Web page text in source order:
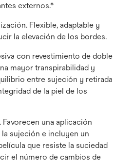
externos.*
Flexible, adaptable y
la elevación de los bordes.
con revestimiento de doble
mayor transpirabilidad y
entre sujeción y retirada
de la piel de los
Favorecen una aplicación
sujeción e incluyen un
que resiste la suciedad
el número de cambios de